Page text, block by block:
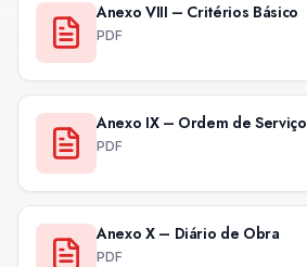
Anexo VIII – Critérios Básico
PDF
Anexo IX – Ordem de Serviço
PDF
Anexo X – Diário de Obra
PDF